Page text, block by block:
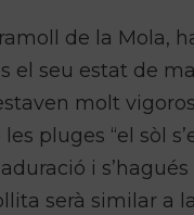
de la Mola,
el seu estat de
molt
les pluges “el sòl
i
serà similar a